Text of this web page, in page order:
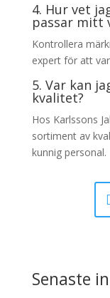
4. Hur vet
passar mitt
Kontrollera
expert för att
5. Var kan
kvalitet?
Hos Karlssons
sortiment av
kunnig personal.
Senaste